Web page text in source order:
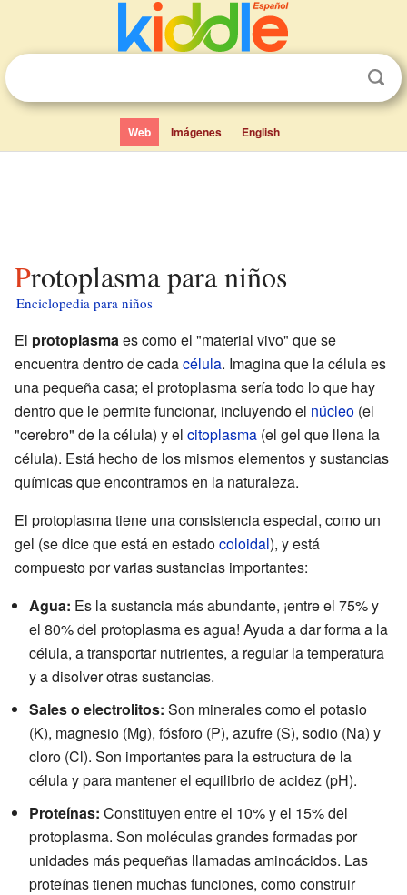
Web Imágenes English
Protoplasma para niños
Enciclopedia para niños
El protoplasmaes como el "material vivo" que se
encuentra dentro de cadacélula. Imagina que la célula es
una pequeña casa; el protoplasma sería todo lo que hay
dentro que le permite funcionar, incluyendo el núcleo (el
"cerebro" de la célula) y el citoplasma (el gel que llena la
célula). Está hecho de los mismos elementos y sustancias
químicas que encontramos en la naturaleza.
El protoplasma tiene una consistencia especial, como un
gel (se dice que está en estadocoloidal), y está
compuesto por varias sustancias importantes:
Agua: Es la sustancia más abundante, ¡entre el 75% y
el 80% del protoplasma es agua! Ayuda a dar forma a la
célula, a transportar nutrientes, a regular la temperatura
y a disolver otras sustancias.
Sales o electrolitos: Son minerales como el potasio
(K), magnesio (Mg), fósforo (P), azufre (S), sodio (Na) y
cloro (Cl). Son importantes para la estructura de la
célula y para mantener el equilibrio de acidez (pH).
Proteínas: Constituyen entre el 10% y el 15% del
protoplasma. Son moléculas grandes formadas por
unidades más pequeñas llamadas aminoácidos. Las
proteínas tienen muchas funciones, como construir